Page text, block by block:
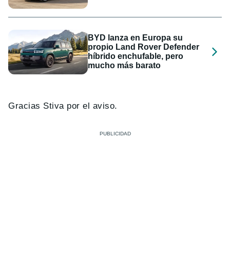
BYD lanza en Europa su
propio Land Rover Defender
híbrido enchufable, pero
mucho más barato
Gracias Stiva por el aviso.